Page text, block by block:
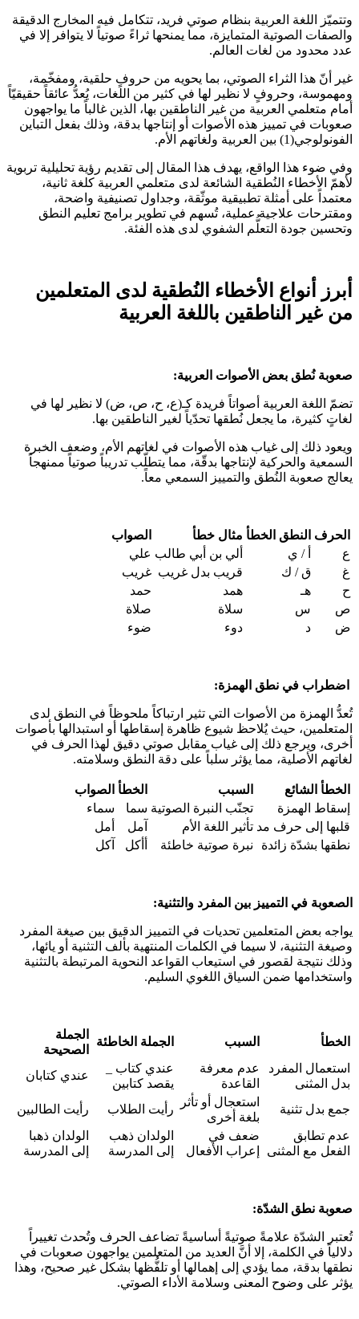
وتتميّز اللغة العربية بنظام صوتي فريد، تتكامل فيه المخارج الدقيقة
والصفات الصوتية المتمايزة، مما يمنحها ثراءً صوتياً لا يتوافر إلا في
عدد محدود من لغات العالم.
غير أنّ هذا الثراء الصوتي، بما يحويه من حروفٍ حلقية، ومفخّمة،
ومهموسة، وحروفٍ لا نظير لها في كثير من اللغات، يُعدُّ عائقاً حقيقيّاً
أمام متعلمي العربية من غير الناطقين بها، الذين غالباً ما يواجهون
صعوبات في تمييز هذه الأصوات أو إنتاجها بدقة، وذلك بفعل التباين
الفونولوجي(1) بين العربية ولغاتهم الأم.
وفي ضوء هذا الواقع، يهدف هذا المقال إلى تقديم رؤية تحليلية تربوية
لأهمّ الأخطاء النُطقية الشائعة لدى متعلمي العربية كلغة ثانية،
معتمداً على أمثلة تطبيقية موثّقة، وجداول تصنيفية واضحة،
ومقترحات علاجية عملية، تُسهم في تطوير برامج تعليم النطق
وتحسين جودة التعلُّم الشفوي لدى هذه الفئة.
أبرز أنواع الأخطاء النُطقية لدى المتعلمين
من غير الناطقين باللغة العربية
صعوبة نُطق بعض الأصوات العربية:
تضمّ اللغة العربية أصواتاً فريدة كـ(ع، ح، ص، ض) لا نظير لها في
لغاتٍ كثيرة، ما يجعل نُطقها تحدّياً لغير الناطقين بها.
ويعود ذلك إلى غياب هذه الأصوات في لغاتهم الأم، وضعف الخبرة
السمعية والحركية لإنتاجها بدقّة، مما يتطلّب تدريباً صوتياً ممنهجاً
يعالج صعوبة النُطق والتمييز السمعي معاً.
الحرف النطق الخطأ مثال خطأ
الصواب
ع
أ / ي ألي بن أبي طالب علي
غ
ق / ك قريب بدل غريب غريب
ح
هـ همد
حمد
ص
س سلاة
صلاة
ض
د دوء ضوء
اضطراب في نطق الهمزة:
تُعدُّ الهمزة من الأصوات التي تثير ارتباكاً ملحوظاً في النطق لدى
المتعلمين، حيث يُلاحظ شيوع ظاهرة إسقاطها أو استبدالها بأصوات
أخرى، ويرجع ذلك إلى غياب مقابل صوتي دقيق لهذا الحرف في
لغاتهم الأصلية، مما يؤثر سلباً على دقة النطق وسلامته.
الخطأ الشائع السبب الخطأ الصواب
إسقاط الهمزة
تجنّب النبرة الصوتية سما
سماء
قلبها إلى حرف مد تأثير اللغة الأم آمل
أمل
نطقها بشدّة زائدة
نبرة صوتية خاطئة أأكل آكل
الصعوبة في التمييز بين المفرد والتثنية:
يواجه بعض المتعلمين تحديات في التمييز الدقيق بين صيغة المفرد
وصيغة التثنية، لا سيما في الكلمات المنتهية بألف التثنية أو يائها،
وذلك نتيجة لقصور في استيعاب القواعد النحوية المرتبطة بالتثنية
واستخدامها ضمن السياق اللغوي السليم.
الخطأ السبب الجملة الخاطئة
الجملة
الصحيحة
استعمال المفرد
بدل المثنى
عدم معرفة
القاعدة
عندي كتاب _
يقصد كتابين
عندي كتابان
جمع بدل تثنية
استعجال أو تأثر
بلغة أخرى
رأيت الطلاب
رأيت الطالبين
عدم تطابق
الفعل مع المثنى
ضعف في
إعراب الأفعال
الولدان ذهب
إلى المدرسة
الولدان ذهبا
إلى المدرسة
صعوبة نطق الشدّة:
تُعتبر الشدّة علامةً صوتيةً أساسيةً تضاعف الحرف وتُحدث تغييراً
دلالياً في الكلمة، إلا أنَّ العديد من المتعلمين يواجهون صعوبات في
نطقها بدقة، مما يؤدي إلى إهمالها أو تلفُّظها بشكل غير صحيح، وهذا
يؤثر على وضوح المعنى وسلامة الأداء الصوتي.